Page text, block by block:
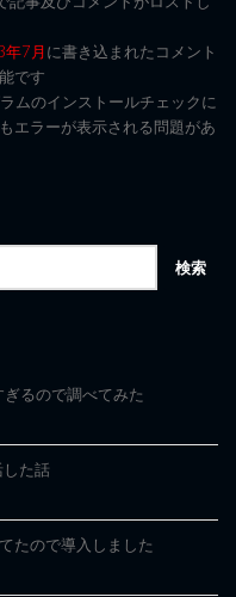
年7月に書き込まれたコメント
です
ムのインストールチェックに
エラーが表示される問題があ
るので調べてみた
した話
たので導入しました